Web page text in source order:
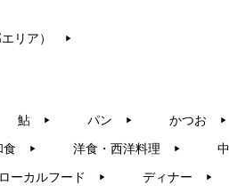
リア） ▶︎
鮎 ▶︎ パン ▶︎ かつお ▶︎
食 ▶︎ 洋食・西洋料理 ▶︎
ーカルフード ▶︎ ディナー ▶︎